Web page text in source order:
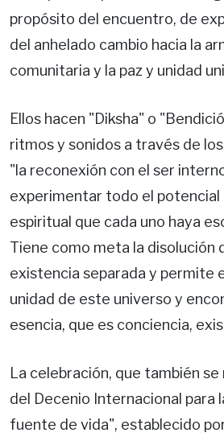
propósito del encuentro, de
del anhelado cambio hacia la
comunitaria y la paz y unidad
Ellos hacen "Diksha" o
ritmos y sonidos a través de
"la reconexión con el ser
experimentar todo el potencial
espiritual que cada uno haya
Tiene como meta la disolución
existencia separada y permite
unidad de este universo y
esencia, que es conciencia,
La celebración, que también
del Decenio Internacional para
fuente de vida", establecido por